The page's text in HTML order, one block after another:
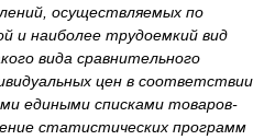
осуществляемых по
и наиболее трудоемкий вид
вида сравнительного
цен в соответствии
едиными списками товаров-
статистических программ